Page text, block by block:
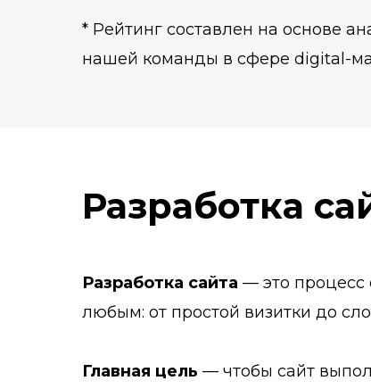
* Рейтинг составлен на основе
нашей команды в сфере digital-
Разработка
Разработка сайта — это
любым: от простой визитки до
Главная цель — чтобы сайт